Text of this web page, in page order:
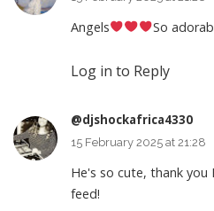
Angels So
Log in to Reply
@djshockafrica4330
15 February 2025 at 21:28
He's so cute, thank you
feed!